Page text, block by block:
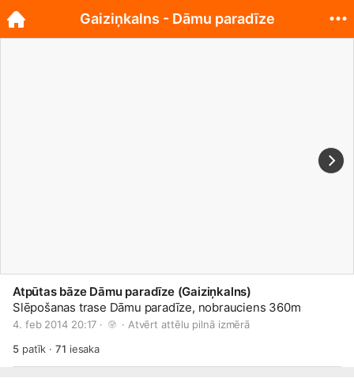
Atpūtas bāze Dāmu paradīze (Gaiziņkalns)
Slēpošanas trase Dāmu paradīze, nobrauciens 360m
4. feb 2014 20:17 · · Atvērt attēlu pilnā izmērā
5patīk ·71 iesaka
Gaiziņkalns - Dāmu paradīze